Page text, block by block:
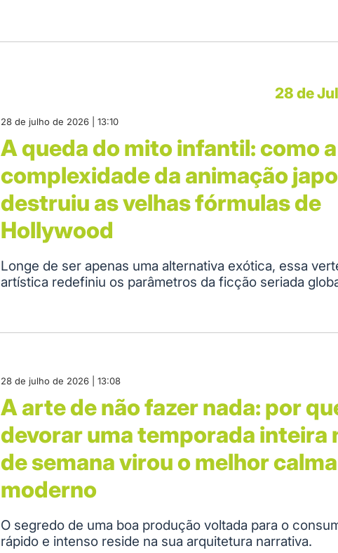
28 de
28 de julho de 2026 | 13:10
A queda do mito infantil: como a
complexidade da animação
destruiu as velhas fórmulas de
Hollywood
Longe de ser apenas uma alternativa exótica, essa
artística redefiniu os parâmetros da ficção seriada
28 de julho de 2026 | 13:08
A arte de não fazer nada: por
devorar uma temporada inteira
de semana virou o melhor
moderno
O segredo de uma boa produção voltada para o
rápido e intenso reside na sua arquitetura narrativa.